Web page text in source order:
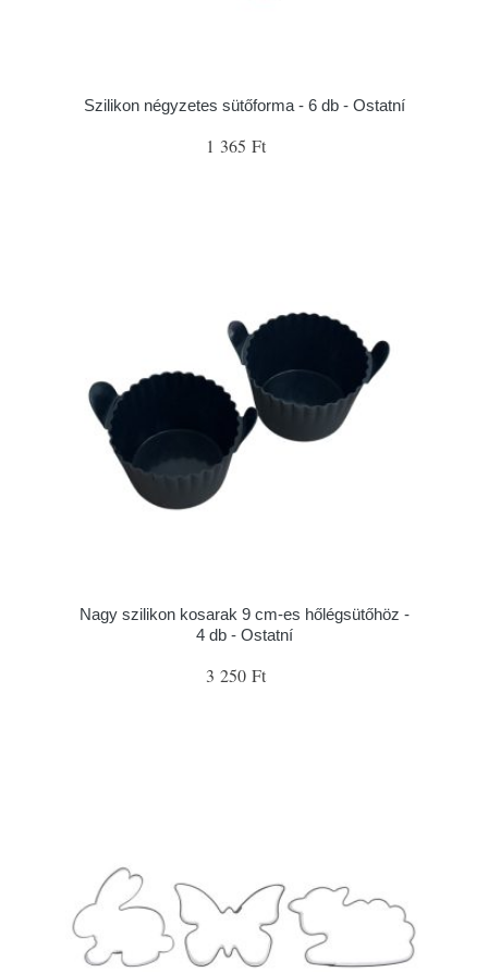
Szilikon négyzetes sütőforma - 6 db - Ostatní
1 365 Ft
Nagy szilikon kosarak 9 cm-es hőlégsütőhöz -
4 db - Ostatní
3 250 Ft